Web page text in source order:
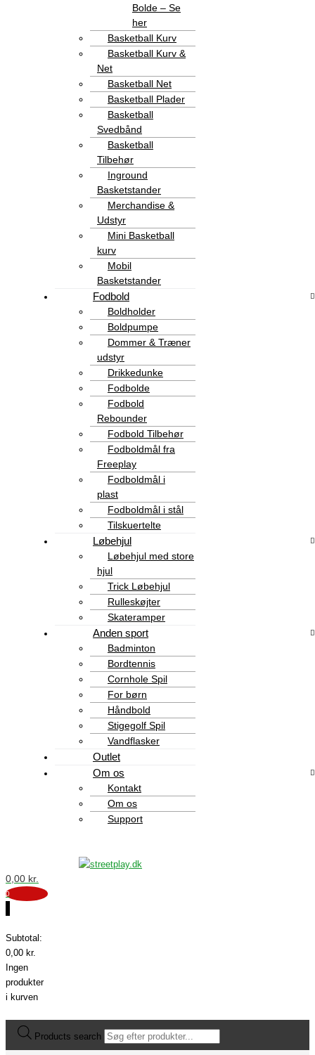
Bolde – Se
her
Basketball Kurv
Basketball Kurv &
Net
Basketball Net
Basketball Plader
Basketball
Svedbånd
Basketball
Tilbehør
Inground
Basketstander
Merchandise &
Udstyr
Mini Basketball
kurv
Mobil
Basketstander
Fodbold
Boldholder
Boldpumpe
Dommer & Træner
udstyr
Drikkedunke
Fodbolde
Fodbold
Rebounder
Fodbold Tilbehør
Fodboldmål fra
Freeplay
Fodboldmål i
plast
Fodboldmål i stål
Tilskuertelte
Løbehjul
Løbehjul med store
hjul
Trick Løbehjul
Rulleskøjter
Skateramper
Anden sport
Badminton
Bordtennis
Cornhole Spil
For børn
Håndbold
Stigegolf Spil
Vandflasker
Outlet
Om os
Kontakt
Om os
Support
0,00 kr.
0
Subtotal:
0,00 kr.
Ingen
produkter
i kurven
Products search